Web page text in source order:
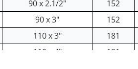
90 x 2.1/2" 152
90 x 3" 152
110 x 3" 181
110 x 4" 181